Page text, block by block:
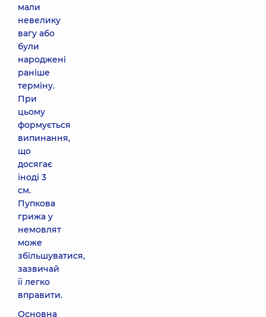
мали
невелику
вагу або
були
народжені
раніше
терміну.
При
цьому
формується
випинання,
що
досягає
іноді 3
см.
Пупкова
грижа у
немовлят
може
збільшуватися,
зазвичай
її легко
вправити.
Основна